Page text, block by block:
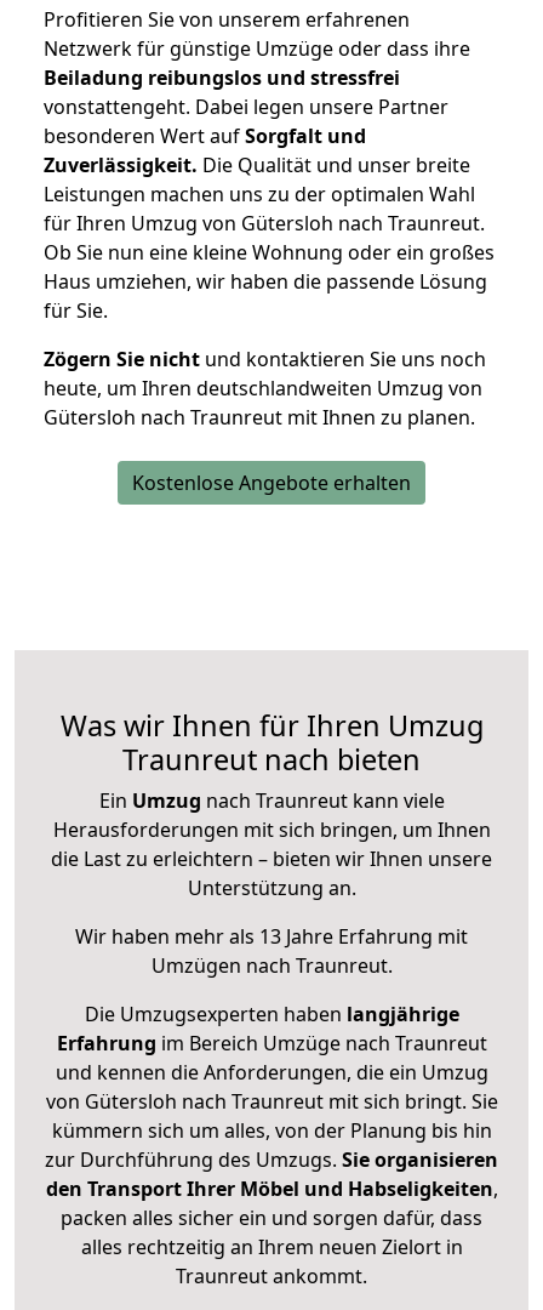
Profitieren Sie von unserem erfahrenen
Netzwerk für günstige Umzüge oder dass ihre
Beiladung reibungslos und stressfrei
vonstattengeht. Dabei legen unsere Partner
besonderen Wert aufSorgfalt und
Zuverlässigkeit. Die Qualität und unser breite
Leistungen machen uns zu der optimalen Wahl
für Ihren Umzug von Gütersloh nach Traunreut.
Ob Sie nun eine kleine Wohnung oder ein großes
Haus umziehen, wir haben die passende Lösung
für Sie.
Zögern Sie nicht und kontaktieren Sie uns noch
heute, um Ihren deutschlandweiten Umzug von
Gütersloh nach Traunreut mit Ihnen zu planen.
Kostenlose Angebote erhalten
Was wir Ihnen für Ihren Umzug
Traunreut nach bieten
Ein Umzug nach Traunreut kann viele
Herausforderungen mit sich bringen, um Ihnen
die Last zu erleichtern – bieten wir Ihnen unsere
Unterstützung an.
Wir haben mehr als 13 Jahre Erfahrung mit
Umzügen nach Traunreut.
Die Umzugsexperten haben langjährige
Erfahrung im Bereich Umzüge nach Traunreut
und kennen die Anforderungen, die ein Umzug
von Gütersloh nach Traunreut mit sich bringt. Sie
kümmern sich um alles, von der Planung bis hin
zur Durchführung des Umzugs. Sie organisieren
den Transport Ihrer Möbel und Habseligkeiten,
packen alles sicher ein und sorgen dafür, dass
alles rechtzeitig an Ihrem neuen Zielort in
Traunreut ankommt.